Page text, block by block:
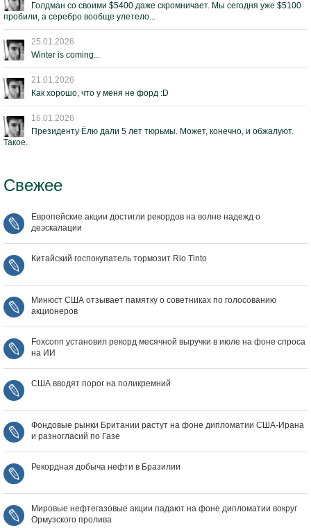
Голдман со своими $5400 даже скромничает. Мы сегодня уже $5100
пробили, а серебро вообще улетело...
25.01.2026
Winter is coming...
21.01.2026
Как хорошо, что у меня не форд :D
16.01.2026
Президенту Ёлю дали 5 лет тюрьмы. Может, конечно, и обжалуют.
Такое.
Свежее
Европейские акции достигли рекордов на волне надежд о
деэскалации
Китайский госпокупатель тормозит Rio Tinto
Минюст США отзывает памятку о советниках по голосованию
акционеров
Foxconn установил рекорд месячной выручки в июле на фоне спроса
на ИИ
США вводят порог на поликремний
Фондовые рынки Британии растут на фоне дипломатии США‑Ирана
и разногласий по Газе
Рекордная добыча нефти в Бразилии
Мировые нефтегазовые акции падают на фоне дипломатии вокруг
Ормузского пролива